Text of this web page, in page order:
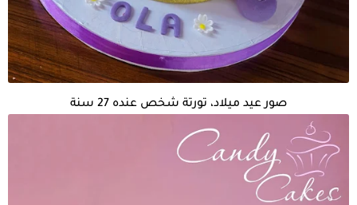
صور عيد ميلاد، تورتة شخص عنده 27 سنة